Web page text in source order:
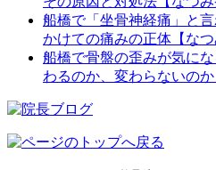
船橋で「坐骨神経痛」と
かけての痛みの正体【なつ
船橋で骨盤の歪みが気に
わるのか、変わらないのか